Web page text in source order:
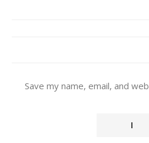
Save my name, email, and